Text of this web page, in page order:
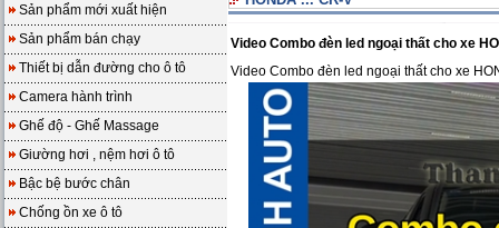
Sản phẩm mới xuất hiện
Sản phẩm bán chạy
Thiết bị dẫn đường cho ô tô
Camera hành trình
Ghế độ - Ghế Massage
Giường hơi , nệm hơi ô tô
Bậc bệ bước chân
Chống ồn xe ô tô
Video Combo đèn led ngoại thất cho xe
Video Combo đèn led ngoại thất cho xe